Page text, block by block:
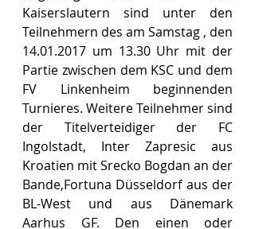
Kaiserslautern sind unter den
Teilnehmern des am Samstag , den
14.01.2017 um 13.30 Uhr mit der
Partie zwischen dem KSC und dem
FV Linkenheim beginnenden
Turnieres. Weitere Teilnehmer sind
der Titelverteidiger der FC
Ingolstadt, Inter Zapresic aus
Kroatien mit Srecko Bogdan an der
Bande,Fortuna Düsseldorf aus der
BL-West und aus Dänemark
Aarhus GF. Den einen oder